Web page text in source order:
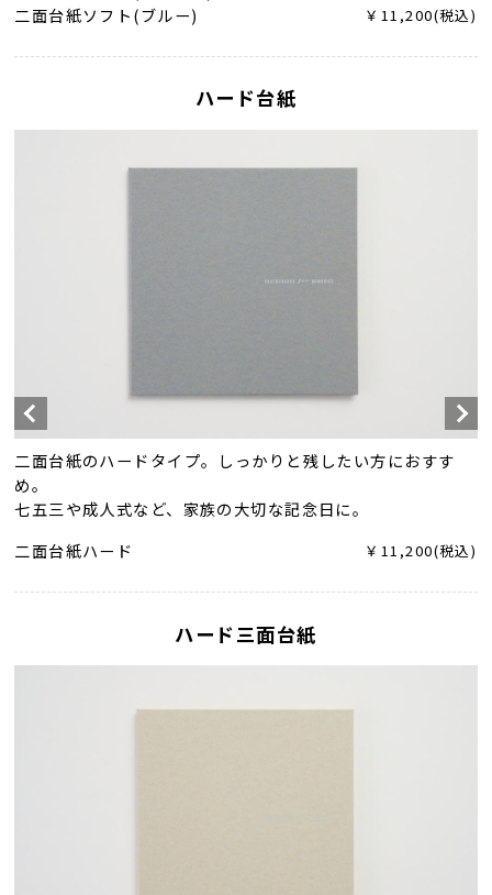
二面台紙ソフト(ブルー) ￥11,200(税込)
ハード台紙
二面台紙のハードタイプ。しっかりと残したい方におすす
め。
七五三や成人式など、家族の大切な記念日に。
二面台紙ハード ￥11,200(税込)
ハード三面台紙